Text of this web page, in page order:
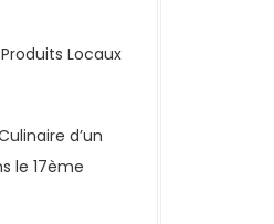
Locaux
d’un
le 17ème